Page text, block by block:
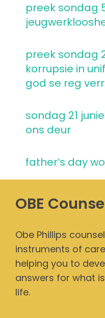
preek sondag
preek sondag
korrupsie in
god se reg
sondag 21
ons deur
father’s day
OBE
Obe Phillips
instruments of
helping you to
answers for what
life.